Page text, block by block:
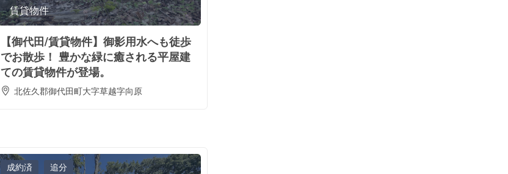
賃貸物件
【御代田/賃貸物件】御影用水へも徒歩
でお散歩！ 豊かな緑に癒される平屋建
ての賃貸物件が登場。
北佐久郡御代田町大字草越字向原
成約済 追分